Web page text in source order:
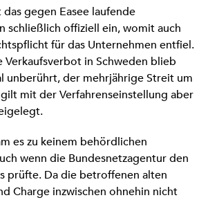
gegen Easee laufende
schließlich offiziell ein, womit auch
für das Unternehmen entfiel.
Verkaufsverbot in Schweden blieb
unberührt, der mehrjährige Streit um
mit der Verfahrenseinstellung aber
es zu keinem behördlichen
wenn die Bundesnetzagentur den
prüfte. Da die betroffenen alten
Charge inzwischen ohnehin nicht